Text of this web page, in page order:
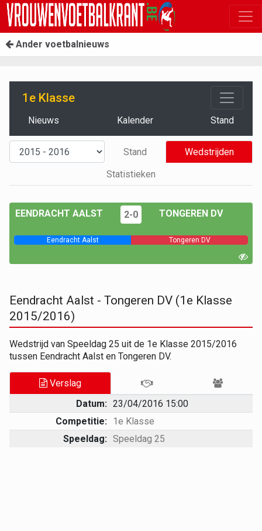
Ander voetbalnieuws
1e Klasse
Nieuws Kalender Stand
Stand
Wedstrijden
Statistieken
EENDRACHT AALST 2-0 TONGEREN DV
Eendracht Aalst Tongeren DV
Eendracht Aalst - Tongeren DV (1e Klasse
2015/2016)
Wedstrijd van Speeldag 25 uit de 1e Klasse 2015/2016
tussen Eendracht Aalst en Tongeren DV.
Verslag
Datum: 23/04/2016 15:00
Competitie: 1e Klasse
Speeldag: Speeldag 25